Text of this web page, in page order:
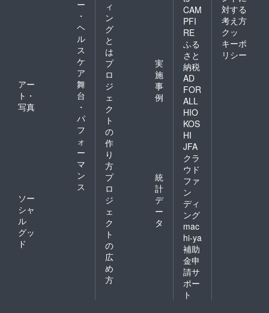
ー
・
ヘ
ル
ス
ケ
ア
アー
ト・
写真
舞
台
・
パ
フ
ォ
ー
マ
ン
ス
ソー
シャ
ル
グッ
ド
ィ
ン
グ
と
は
プ
ロ
ジ
ェ
ク
ト
の
作
り
方
実
施
事
例
プ
ロ
ジ
ェ
ク
ト
の
広
め
方
統
計
デ
ー
タ
CAM
PFI
RE
ふる
さと
納税
AD
FOR
ALL
HIO
KOS
HI
JFA
クラ
ウド
ファ
ン
ディ
ング
mac
hi-ya
補助
金申
請サ
ポー
ト
対する
考え方
クッ
キーポ
リシー